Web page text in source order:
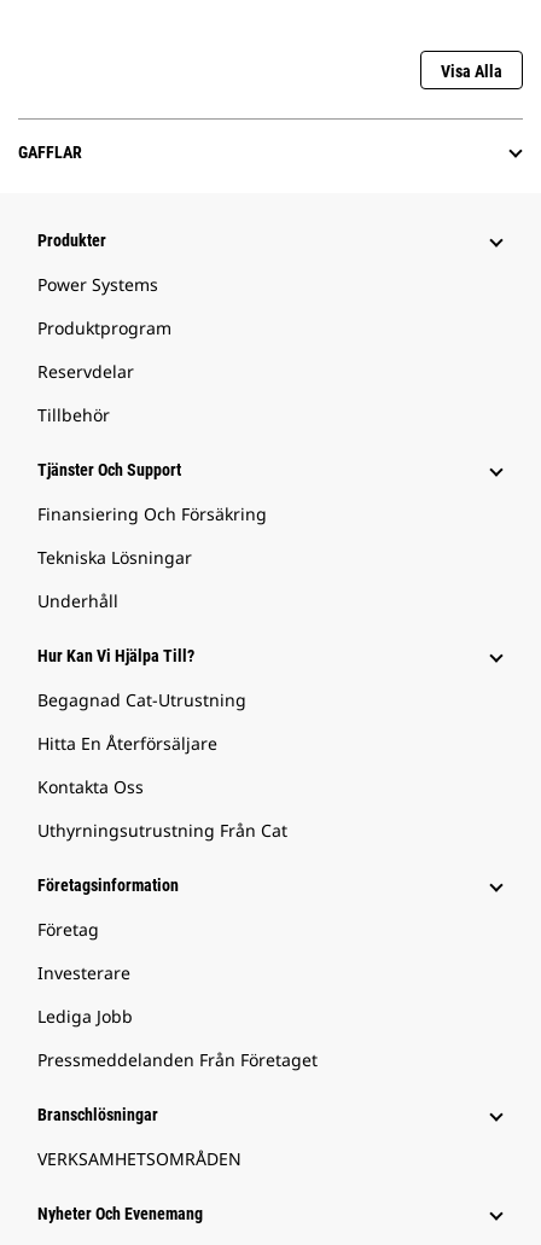
Visa Alla
GAFFLAR
Produkter
Power Systems
Produktprogram
Reservdelar
Tillbehör
Tjänster Och Support
Finansiering Och Försäkring
Tekniska Lösningar
Underhåll
Hur Kan Vi Hjälpa Till?
Begagnad Cat-Utrustning
Hitta En Återförsäljare
Kontakta Oss
Uthyrningsutrustning Från Cat
Företagsinformation
Företag
Investerare
Lediga Jobb
Pressmeddelanden Från Företaget
Branschlösningar
VERKSAMHETSOMRÅDEN
Nyheter Och Evenemang